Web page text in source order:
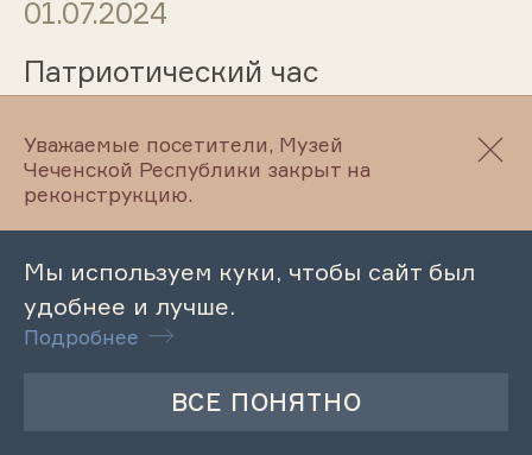
01.07.2024
Патриотический час
«Старогладовцы – защитники
современной России»
Музейный урок «Хозяйственная
деятельность гребенского
Уважаемые посетители, Музей
Чеченской Республики закрыт на
реконструкцию.
Мы используем куки, чтобы сайт был
удобнее и лучше.
Подробнее